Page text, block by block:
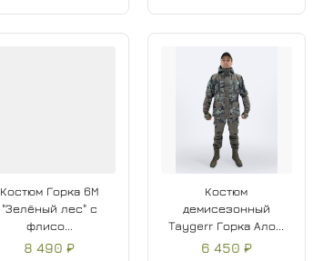
Костюм Горка 6М
"Зелёный лес" с
флисо...
8 490 ₽
Костюм
демисезонный
Taygerr Горка Ало...
6 450 ₽